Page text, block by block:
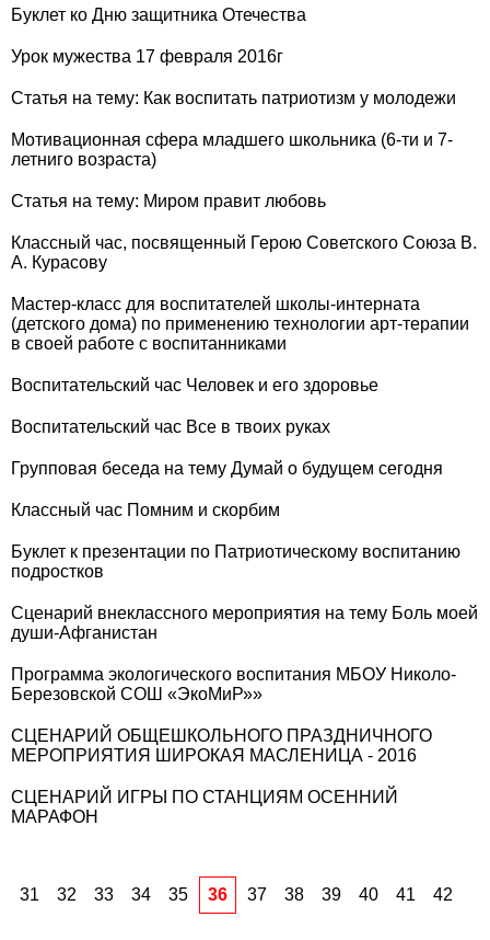
Буклет ко Дню защитника Отечества
Урок мужества 17 февраля 2016г
Статья на тему: Как воспитать патриотизм у молодежи
Мотивационная сфера младшего школьника (6-ти и 7-
летниго возраста)
Статья на тему: Миром правит любовь
Классный час, посвященный Герою Советского Союза В.
А. Курасову
Мастер-класс для воспитателей школы-интерната
(детского дома) по применению технологии арт-терапии
в своей работе с воспитанниками
Воспитательский час Человек и его здоровье
Воспитательский час Все в твоих руках
Групповая беседа на тему Думай о будущем сегодня
Классный час Помним и скорбим
Буклет к презентации по Патриотическому воспитанию
подростков
Сценарий внеклассного мероприятия на тему Боль моей
души-Афганистан
Программа экологического воспитания МБОУ Николо-
Березовской СОШ «ЭкоМиР»»
СЦЕНАРИЙ ОБЩЕШКОЛЬНОГО ПРАЗДНИЧНОГО
МЕРОПРИЯТИЯ ШИРОКАЯ МАСЛЕНИЦА - 2016
СЦЕНАРИЙ ИГРЫ ПО СТАНЦИЯМ ОСЕННИЙ
МАРАФОН
31 32 33 34 35 36 37 38 39 40 41 42